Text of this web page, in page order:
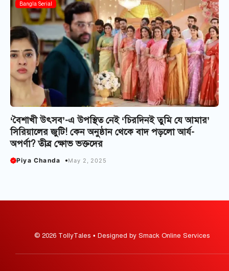
Bangla Serial
‘বৈশাখী উৎসব’-এ উপস্থিত নেই ‘চিরদিনই তুমি যে আমার’
সিরিয়ালের জুটি! কেন অনুষ্ঠান থেকে বাদ পড়লো আর্য-
অপর্ণা? তীব্র ক্ষোভ ভক্তদের
Piya Chanda May 2, 2025
© 2026 TollyTales • Designed by Smack Online Services